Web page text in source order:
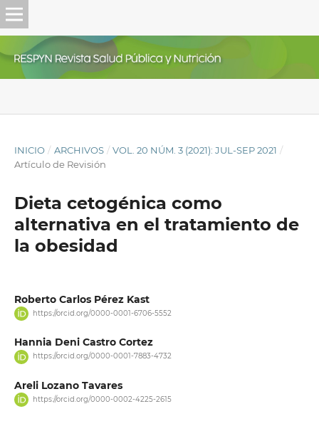
INICIO / ARCHIVOS / VOL. 20 NÚM. 3 (2021): JUL-SEP 2021 /
Artículo de Revisión
Dieta cetogénica como
alternativa en el tratamiento de
la obesidad
Roberto Carlos Pérez Kast
https://orcid.org/0000-0001-6706-5552
Hannia Deni Castro Cortez
https://orcid.org/0000-0001-7883-4732
Areli Lozano Tavares
https://orcid.org/0000-0002-4225-2615